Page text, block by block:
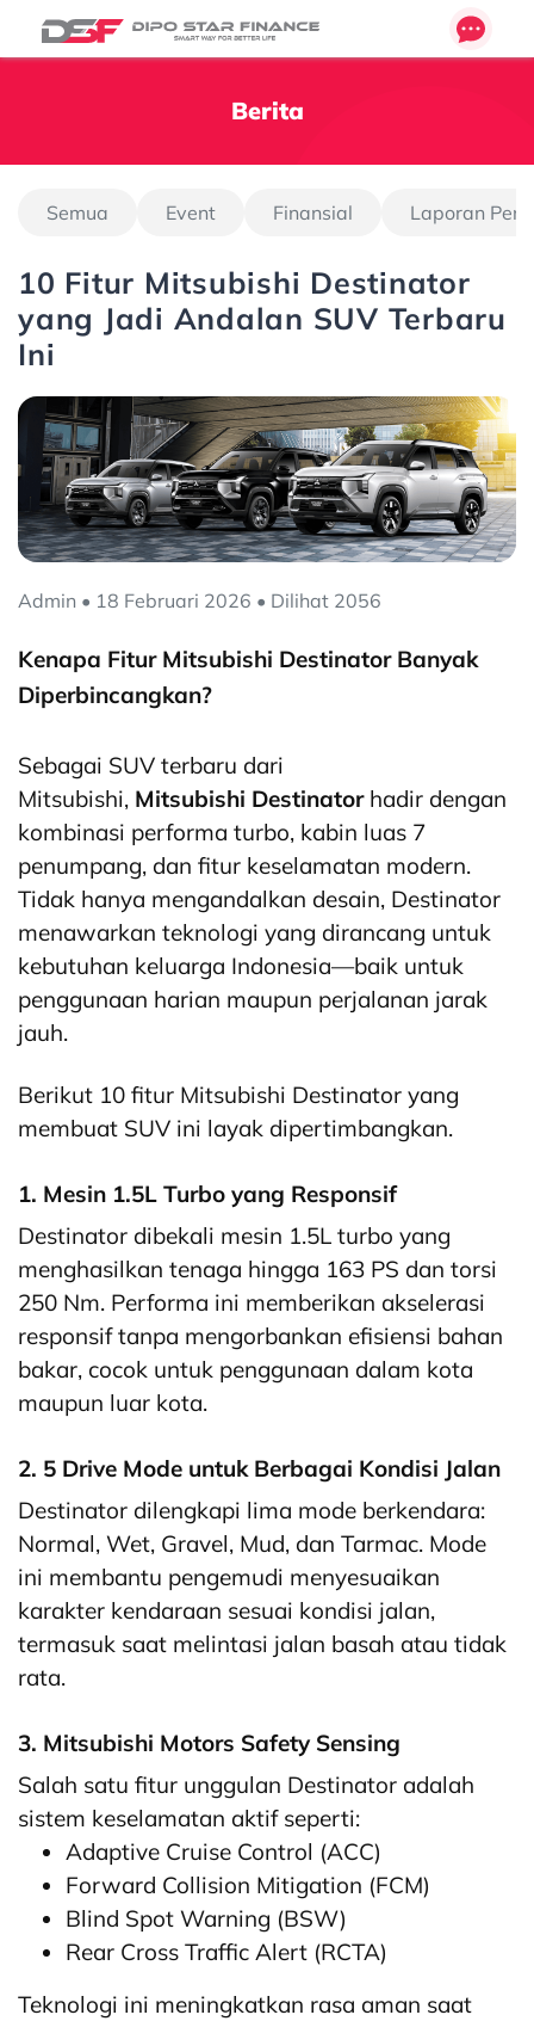
Berita
Semua Event Finansial Laporan
10 Fitur Mitsubishi Destinator
yang Jadi Andalan SUV Terbaru
Ini
Admin • 18 Februari 2026 • Dilihat 2056
Kenapa Fitur Mitsubishi Destinator Banyak
Diperbincangkan?
Sebagai SUV terbaru dari
Mitsubishi, Mitsubishi Destinatorhadir dengan
kombinasi performa turbo, kabin luas 7
penumpang, dan fitur keselamatan modern.
Tidak hanya mengandalkan desain, Destinator
menawarkan teknologi yang dirancang untuk
kebutuhan keluarga Indonesia—baik untuk
penggunaan harian maupun perjalanan jarak
jauh.
Berikut 10 fitur Mitsubishi Destinator yang
membuat SUV ini layak dipertimbangkan.
1. Mesin 1.5L Turbo yang Responsif
Destinator dibekali mesin 1.5L turbo yang
menghasilkan tenaga hingga 163 PS dan torsi
250 Nm. Performa ini memberikan akselerasi
responsif tanpa mengorbankan efisiensi bahan
bakar, cocok untuk penggunaan dalam kota
maupun luar kota.
2. 5 Drive Mode untuk Berbagai Kondisi Jalan
Destinator dilengkapi lima mode berkendara:
Normal, Wet, Gravel, Mud, dan Tarmac. Mode
ini membantu pengemudi menyesuaikan
karakter kendaraan sesuai kondisi jalan,
termasuk saat melintasi jalan basah atau tidak
rata.
3. Mitsubishi Motors Safety Sensing
Salah satu fitur unggulan Destinator adalah
sistem keselamatan aktif seperti:
Adaptive Cruise Control (ACC)
Forward Collision Mitigation (FCM)
Blind Spot Warning (BSW)
Rear Cross Traffic Alert (RCTA)
Teknologi ini meningkatkan rasa aman saat